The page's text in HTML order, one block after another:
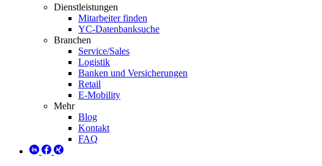
Dienstleistungen
Mitarbeiter finden
YC-Datenbanksuche
Branchen
Service/Sales
Logistik
Banken und Versicherungen
Retail
E-Mobility
Mehr
Blog
Kontakt
FAQ